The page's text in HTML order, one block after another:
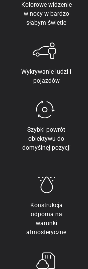
Kolorowe widzenie
w nocy w bardzo
słabym świetle
Wykrywanie ludzi i
pojazdów
Szybki powrót
obiektywu do
domyślnej pozycji
Konstrukcja
odporna na
warunki
atmosferyczne